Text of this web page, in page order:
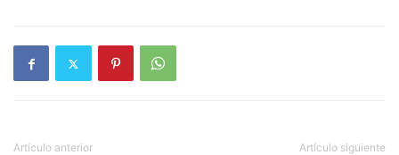
Artículo anterior Artículo siguiente